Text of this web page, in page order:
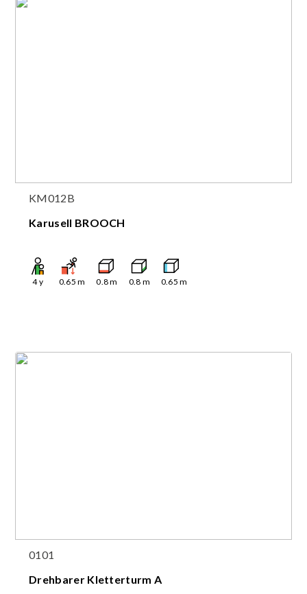
KM012B
Karusell BROOCH
4y 0.65 m 0.8m 0.8 m 0.65 m
0101
Drehbarer Kletterturm A